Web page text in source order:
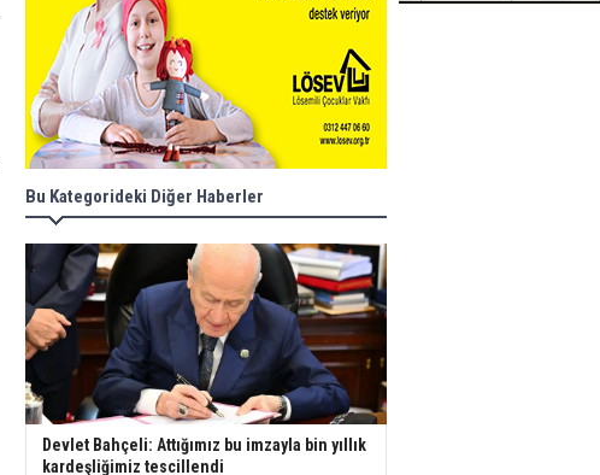
Bu Kategorideki Diğer Haberler
Devlet Bahçeli: Attığımız bu imzayla bin yıllık
kardeşliğimiz tescillendi